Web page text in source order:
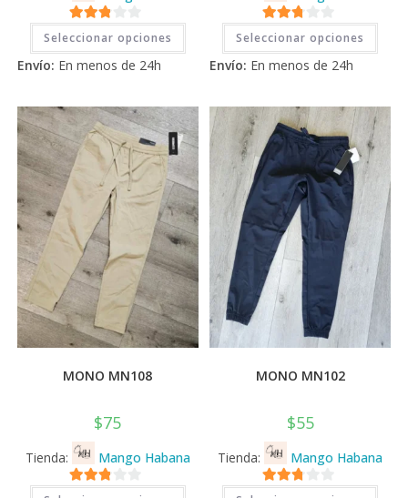
2.71
de 5
Seleccionar opciones
Este
producto
tiene
múltiples
opciones
se
pueden
elegir
en
la
página
de
producto
Envío: En menos de 24h
2.71
de 5
Seleccionar opciones
Este
tiene
la
de
Envío: En menos de 24h
MONO MN108
$75
Tienda: Mango Habana
2.71
Este
MONO MN102
$55
Tienda: Mango Habana
2.71
Este